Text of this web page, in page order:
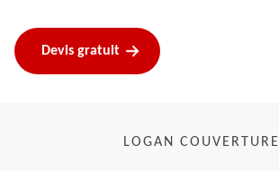
Devis gratuit
LOGAN COUVERTURE